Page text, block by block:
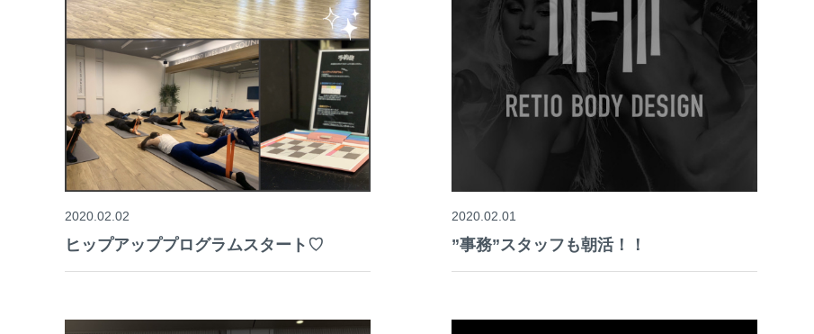
2020.02.02
ヒップアッププログラムスタート♡
2020.02.01
”事務”スタッフも朝活！！